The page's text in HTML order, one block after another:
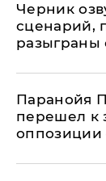
Черник
сценарий,
разыграны
Паранойя
перешел к
оппозиции